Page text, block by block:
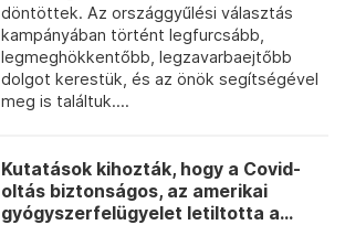
döntöttek. Az országgyűlési választás
kampányában történt legfurcsább,
legmeghökkentőbb, legzavarbaejtőbb
dolgot kerestük, és az önök segítségével
meg is találtuk....
Kutatások kihozták, hogy a Covid-
oltás biztonságos, az amerikai
gyógyszerfelügyelet letiltotta a...